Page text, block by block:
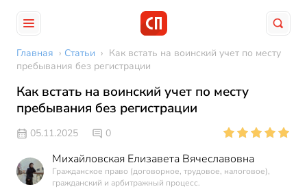
Главная › Статьи › Как встать на воинский учет по месту
пребывания без регистрации
Как встать на воинский учет по месту
пребывания без регистрации
05.11.2025 0
Михайловская Елизавета Вячеславовна
Гражданское право (договорное, трудовое, налоговое),
гражданский и арбитражный процесс.